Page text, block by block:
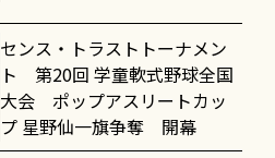
センス・トラストトーナメン
ト 第20回 学童軟式野球全国
大会 ポップアスリートカッ
プ 星野仙一旗争奪 開幕